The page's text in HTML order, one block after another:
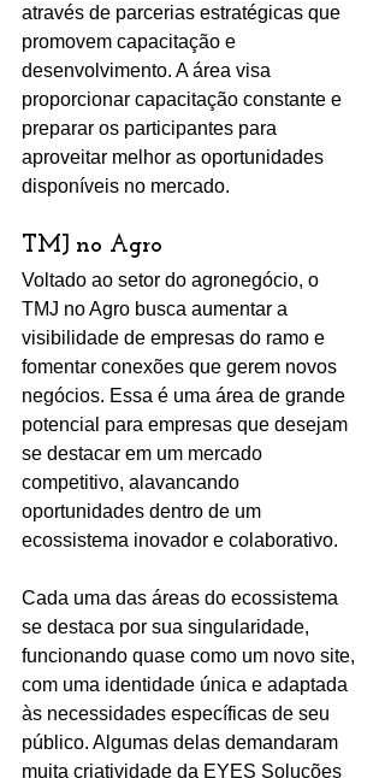
através de parcerias estratégicas que
promovem capacitação e
desenvolvimento. A área visa
proporcionar capacitação constante e
preparar os participantes para
aproveitar melhor as oportunidades
disponíveis no mercado.
TMJ no Agro
Voltado ao setor do agronegócio, o
TMJ no Agro busca aumentar a
visibilidade de empresas do ramo e
fomentar conexões que gerem novos
negócios. Essa é uma área de grande
potencial para empresas que desejam
se destacar em um mercado
competitivo, alavancando
oportunidades dentro de um
ecossistema inovador e colaborativo.
Cada uma das áreas do ecossistema
se destaca por sua singularidade,
funcionando quase como um novo site,
com uma identidade única e adaptada
às necessidades específicas de seu
público. Algumas delas demandaram
muita criatividade da EYES Soluções